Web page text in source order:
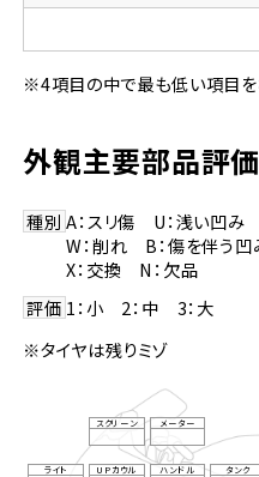
※4項目の中で最も低い項目
外観主要部品評
種別 A：スリ傷 U：浅い凹み
W：削れ B：傷を伴う凹
X：交換 N：欠品
評価 1：小 2：中 3：大
※タイヤは残りミゾ
スクリーン メーター
ライト UPカウル ハンドル タンク